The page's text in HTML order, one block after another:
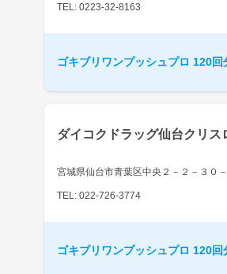
TEL: 0223-32-8163
ゴキブリワンプッシュプロ 120回
ダイコクドラッグ仙台クリス
宮城県仙台市青葉区中央２－２－３０
TEL: 022-726-3774
ゴキブリワンプッシュプロ 120回